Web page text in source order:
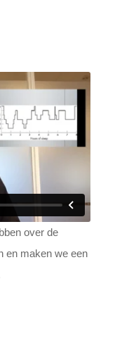
over de
en maken we een